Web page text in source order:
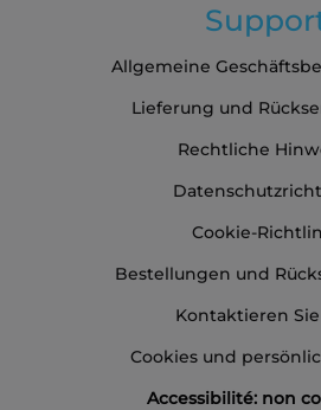
Allgemeine
Lieferung und
Rechtliche
Cookie-
Bestellungen und
Kontaktieren
Cookies und
Accessibilité: non